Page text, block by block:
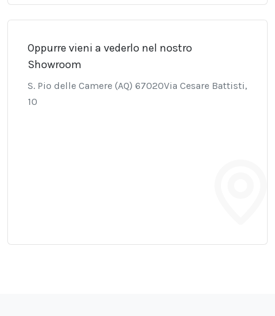
Oppurre vieni a vederlo nel nostro
Showroom
S. Pio delle Camere (AQ) 67020Via Cesare Battisti,
10